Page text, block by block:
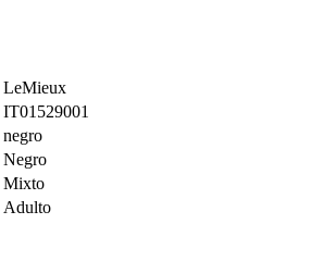
LeMieux
IT01529001
negro
Negro
Mixto
Adulto